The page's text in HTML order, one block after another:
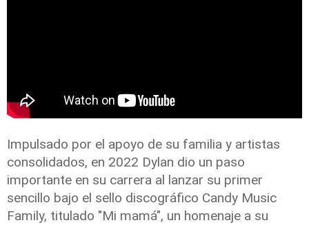
Impulsado por el apoyo de su familia y artistas
consolidados, en 2022 Dylan dio un paso
importante en su carrera al lanzar su primer
sencillo bajo el sello discográfico Candy Music
Family, titulado "Mi mamá", un homenaje a su